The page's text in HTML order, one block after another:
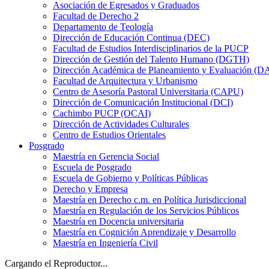
Asociación de Egresados y Graduados
Facultad de Derecho 2
Departamento de Teología
Dirección de Educación Continua (DEC)
Facultad de Estudios Interdisciplinarios de la PUCP
Dirección de Gestión del Talento Humano (DGTH)
Dirección Académica de Planeamiento y Evaluación
Facultad de Arquitectura y Urbanismo
Centro de Asesoría Pastoral Universitaria (CAPU)
Dirección de Comunicación Institucional (DCI)
Cachimbo PUCP (OCAI)
Dirección de Actividades Culturales
Centro de Estudios Orientales
Posgrado
Maestría en Gerencia Social
Escuela de Posgrado
Escuela de Gobierno y Políticas Públicas
Derecho y Empresa
Maestría en Derecho c.m. en Política Jurisdiccional
Maestría en Regulación de los Servicios Públicos
Maestría en Docencia universitaria
Maestría en Cognición Aprendizaje y Desarrollo
Maestría en Ingeniería Civil
Cargando el Reproductor...